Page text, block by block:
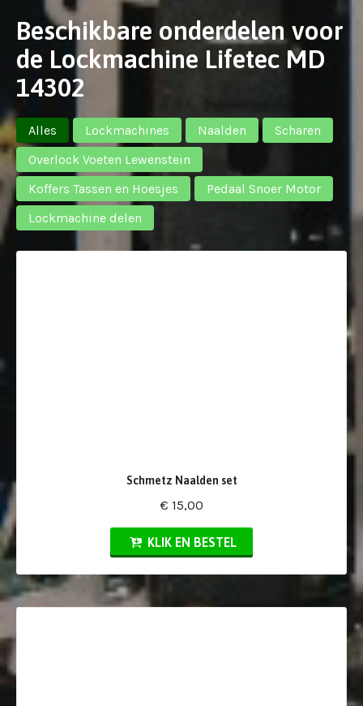
Beschikbare onderdelen voor
de Lockmachine Lifetec MD
14302
Alles Lockmachines Naalden
Scharen
Overlock Voeten Lewenstein
Koffers Tassen en Hoesjes
Pedaal Snoer Motor
Lockmachine delen
Schmetz Naalden set
€ 15,00
KLIK EN BESTEL